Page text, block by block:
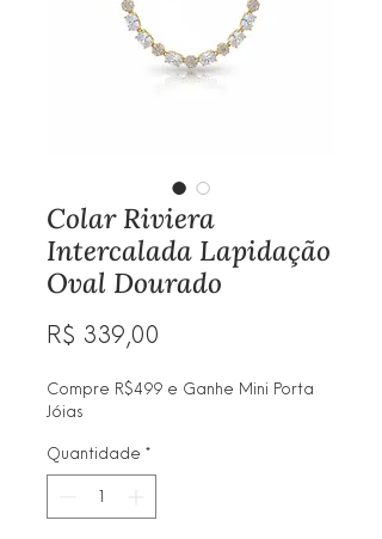
Colar Riviera
Intercalada Lapidação
Oval Dourado
R$ 339,00
Compre R$499 e Ganhe Mini Porta
Jóias
Quantidade *